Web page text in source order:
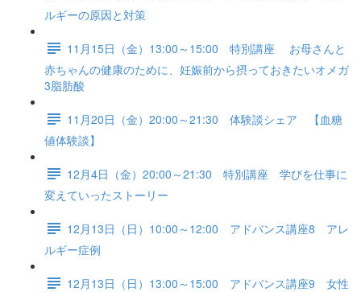
ルギーの原因と対策
11月15日（金）13:00～15:00 特別講座 お母さんと
赤ちゃんの健康のために、妊娠前から摂っておきたいオメガ
3脂肪酸
11月20日（金）20:00～21:30 体験談シェア 【血糖
値体験談】
12月4日（金）20:00～21:30 特別講座 学びを仕事に
変えていったストーリー
12月13日（日）10:00～12:00 アドバンス講座8 アレ
ルギー症例
12月13日（日）13:00～15:00 アドバンス講座9 女性